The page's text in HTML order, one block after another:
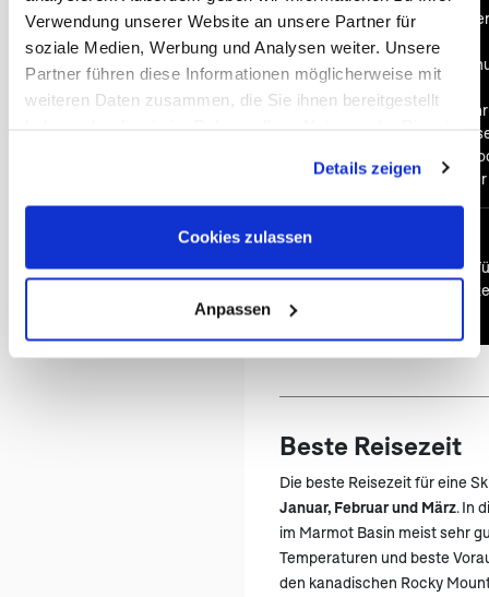
Verwendung unserer Website an unsere Partner für
soziale Medien, Werbung und Analysen weiter. Unsere
Partner führen diese Informationen möglicherweise mit
weiteren Daten zusammen, die Sie ihnen bereitgestellt
Cookies, wenn Sie unsere Webseite weiterhin nutzen.
Details zeigen
Cookies zulassen
Anpassen
Pauschalreise-
Kostenübersicht
Kostenfreie
Kostenfreie
Hilfe vor Ort und
Naturkatastrophen
Restzahlung erst
Extras
Hochwertiger
America Unlimited
Beste Reisezeit
Die beste Reisezeit für eine
Januar, Februar und März. In
im Marmot Basin meist sehr
Temperaturen und beste
den kanadischen Rocky